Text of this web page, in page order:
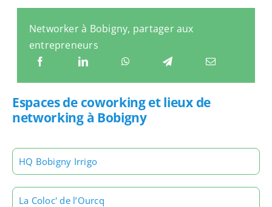
Networker à Bobigny, partager aux
entrepreneurs
Espaces de coworking et lieux de
networking à Bobigny
HQ Bobigny Irrigo
La Coloc' de l’Ourcq